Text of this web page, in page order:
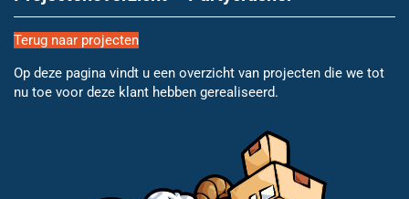
Terug naar projecten
Op deze pagina vindt u een overzicht van projecten die we tot
nu toe voor deze klant hebben gerealiseerd.